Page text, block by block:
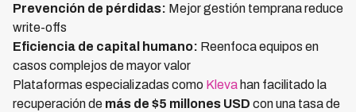
Prevención de pérdidas: Mejor gestión temprana reduce
write-offs
Eficiencia de capital humano: Reenfoca equipos en
casos complejos de mayor valor
Plataformas especializadas como Kleva han facilitado la
recuperación de más de $5 millones USD con una tasa de